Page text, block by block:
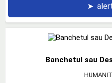
➤
Banchetul sau